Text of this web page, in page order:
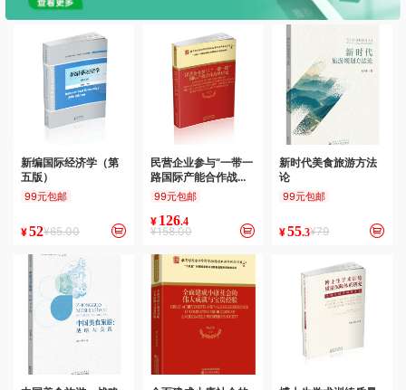
新编国际经济学（第
五版）
99元包邮
¥52¥65.00
民营企业参与“一带一
路国际产能合作战略
研究
99元包邮
¥ 126.4
¥158.00
新时代美食旅游方法
论
99元包邮
¥55.3¥79